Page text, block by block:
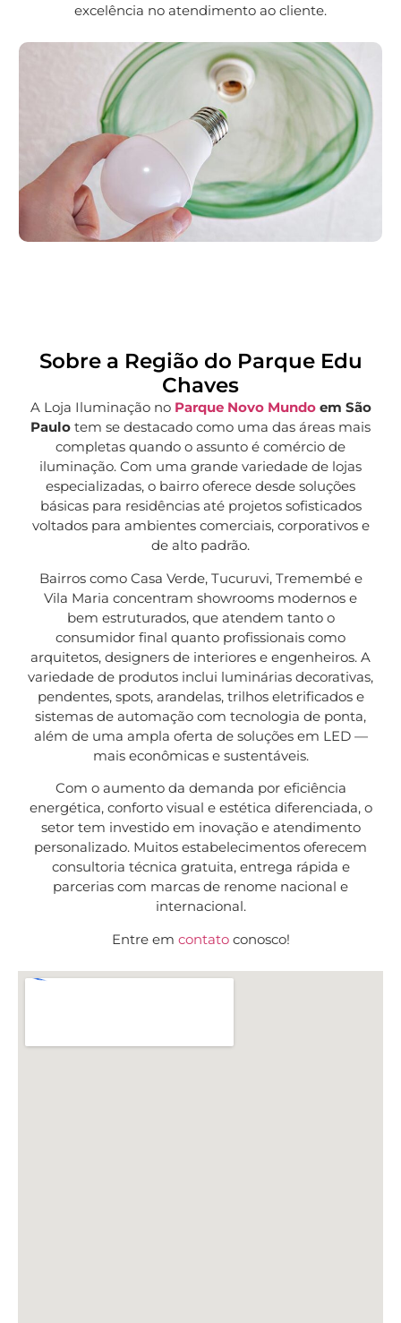
excelência no atendimento ao cliente.
Sobre a Região do Parque Edu
Chaves
A Loja Iluminação no Parque Novo Mundoem São
Paulo tem se destacado como uma das áreas mais
completas quando o assunto é comércio de
iluminação. Com uma grande variedade de lojas
especializadas, o bairro oferece desde soluções
básicas para residências até projetos sofisticados
voltados para ambientes comerciais, corporativos e
de alto padrão.
Bairros como Casa Verde, Tucuruvi, Tremembé e
Vila Maria concentram showrooms modernos e
bem estruturados, que atendem tanto o
consumidor final quanto profissionais como
arquitetos, designers de interiores e engenheiros. A
variedade de produtos inclui luminárias decorativas,
pendentes, spots, arandelas, trilhos eletrificados e
sistemas de automação com tecnologia de ponta,
além de uma ampla oferta de soluções em LED —
mais econômicas e sustentáveis.
Com o aumento da demanda por eficiência
energética, conforto visual e estética diferenciada, o
setor tem investido em inovação e atendimento
personalizado. Muitos estabelecimentos oferecem
consultoria técnica gratuita, entrega rápida e
parcerias com marcas de renome nacional e
internacional.
Entre em contatoconosco!